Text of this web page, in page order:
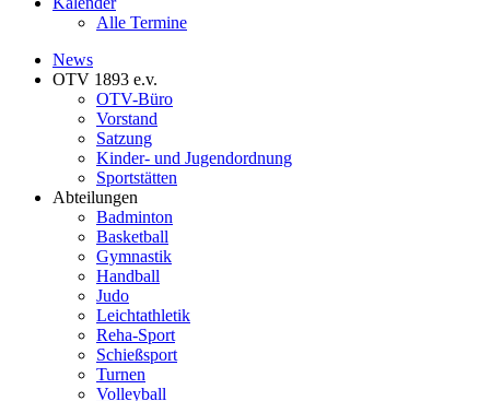
Alle Termine
News
OTV 1893 e.v.
OTV-Büro
Vorstand
Satzung
Kinder- und Jugendordnung
Sportstätten
Abteilungen
Badminton
Basketball
Gymnastik
Handball
Judo
Leichtathletik
Reha-Sport
Schießsport
Turnen
Volleyball